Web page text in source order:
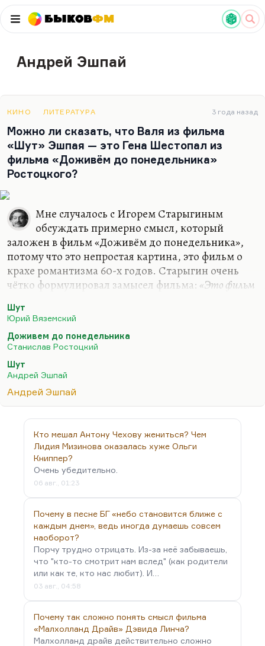
БыковФМ
Андрей Эшпай
КИНО ЛИТЕРАТУРА 3 года назад
Можно ли сказать, что Валя из фильма
«Шут» Эшпая — это Гена Шестопал из
фильма «Доживём до понедельника»
Ростоцкого?
Мне случалось с Игорем Старыгиным
обсуждать примерно смысл, который
заложен в фильм «Доживём до понедельника»,
потому что это непростая картина, это фильм о
крахе романтизма 60-х годов. Старыгин очень
чётко формулировал замысел фильма: «Это фильм
историю». То есть об историке, который устал от
повторяющихся штампов, устал от бесполезности
его работы. Помните, он говорит:
бы быть гораздо выше».
Шестопал — он же поэт, романтик, вполне себе
положительный герой, который противостоит
Косте Батищеву, пытаясь каким-то образом
ценности. История Вали…
Шут
Юрий Вяземский
Доживем до понедельника
Станислав Ростоцкий
Шут
Андрей Эшпай
Андрей Эшпай
Кто мешал Антону Чехову жениться? Чем
Лидия Мизинова оказалась хуже Ольги
Книппер?
Очень убедительно.
06 авг., 01:23
Почему в песне БГ «небо становится ближе с
каждым днем», ведь иногда думаешь совсем
наоборот?
Порчу трудно отрицать. Из-за неё забываешь,
что "кто-то смотрит нам вслед" (как родители
или как те, кто нас любит). И…
03 авг., 04:58
Почему так сложно понять смысл фильма
«Малхолланд Драйв» Дэвида Линча?
Малхолланд драйв действительно сложно